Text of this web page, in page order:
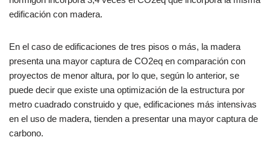
edificación con madera.
En el caso de edificaciones de tres pisos o más, la madera
presenta una mayor captura de CO2eq en comparación con
proyectos de menor altura, por lo que, según lo anterior, se
puede decir que existe una optimización de la estructura por
metro cuadrado construido y que, edificaciones más intensivas
en el uso de madera, tienden a presentar una mayor captura de
carbono.